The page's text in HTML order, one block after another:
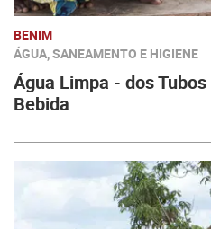
BENIM
ÁGUA, SANEAMENTO E HIGIENE
Água Limpa - dos
Bebida